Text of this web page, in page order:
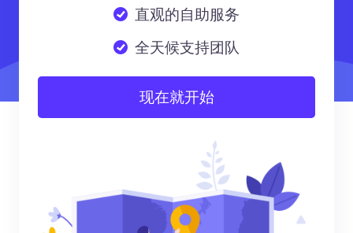
直观的自助服务
全天候支持团队
现在就开始